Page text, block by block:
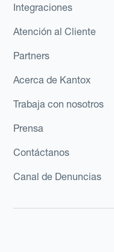
Integraciones
Atención al Cliente
Partners
Acerca de Kantox
Trabaja con nosotros
Prensa
Contáctanos
Canal de Denuncias